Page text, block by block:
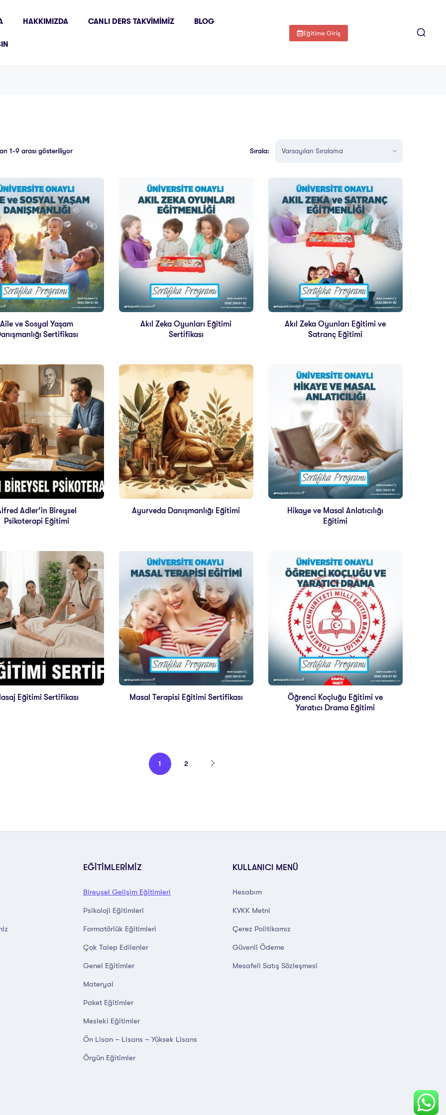
HAKKIMIZDA CANLI DERS TAKVIMIMIZ BLOG
Eğitime Giriş
1-9 arası gösteriliyor Sırala:
Aile ve Sosyal Yaşam
Sertifikası
Akıl Zeka Oyunları Eğitimi
Sertifikası
Akıl Zeka Oyunları Eğitimi ve
Satranç Eğitimi
Adler’in Bireysel
Psikoterapi Eğitimi
Ayurveda Danışmanlığı Eğitimi
Hikaye ve Masal Anlatıcılığı
Eğitimi
Eğitimi Sertifikası Masal Terapisi Eğitimi Sertifikası
Öğrenci Koçluğu Eğitimi ve
Yaratıcı Drama Eğitimi
1 2
EĞİTİMLERİMİZ
Bireysel Gelişim Eğitimleri
Psikoloji Eğitimleri
Formatörlük Eğitimleri
Çok Talep Edilenler
Genel Eğitimler
Materyal
Paket Eğitimler
Mesleki Eğitimler
Ön Lisan – Lisans – Yüksek Lisans
Örgün Eğitimler
KULLANICI MENÜ
Hesabım
KVKK Metni
Çerez Politikamız
Güvenli Ödeme
Mesafeli Satış Sözleşmesi